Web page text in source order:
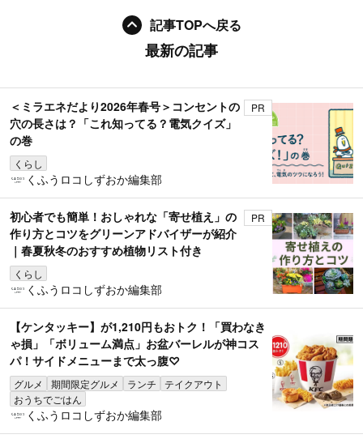
記事TOPへ戻る
最新の記事
＜ミラエネだより2026年春号＞コンセントの
穴の長さは？「これ知ってる？電気クイズ」
の巻
くらし
PR
くふうロコしずおか編集部
初心者でも簡単！おしゃれな「寄せ植え」の
作り方とコツをグリーンアドバイザーが紹介
｜春夏秋冬のおすすめ植物リスト付き
くらし
PR
くふうロコしずおか編集部
【ケンタッキー】が1,210円もおトク！「買わなき
ゃ損」「ボリューム満点」お盆バーレルが神コス
パ！サイドメニューまで太っ腹♡
グルメ 期間限定グルメ ランチ
テイクアウト
おうちでごはん
くふうロコしずおか編集部